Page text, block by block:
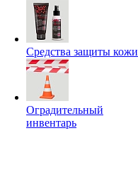
Средства защиты кожи
Оградительный
инвентарь